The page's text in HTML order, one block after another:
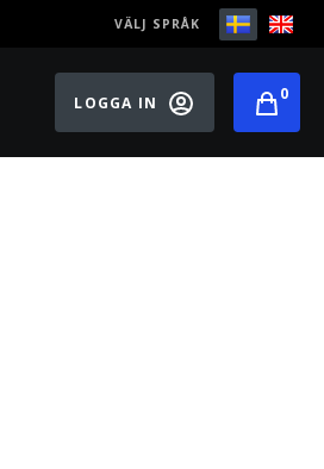
VÄLJ SPRÅK
LOGGA IN 0